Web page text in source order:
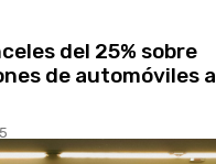
del 25% sobre
de automóviles a